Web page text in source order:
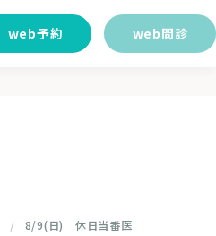
web予約 web問診
8/9(日) 休日当番医